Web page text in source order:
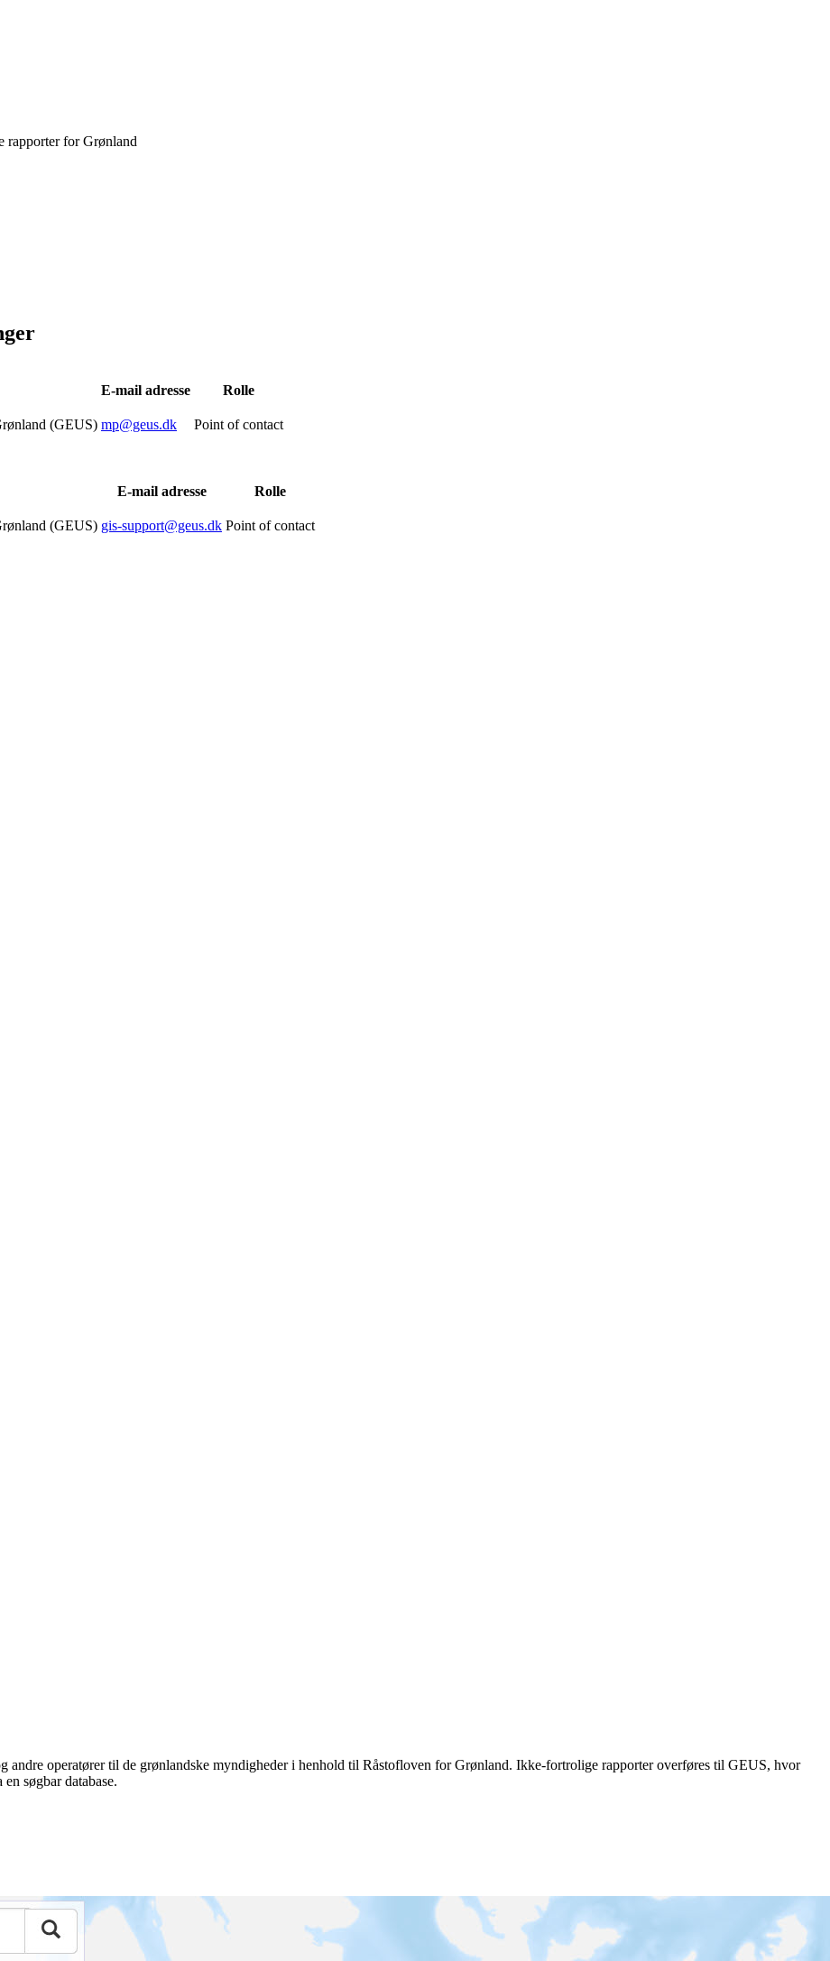
rapporter for Grønland
E-mail adresse Rolle
(GEUS) mp@geus.dk Point of contact
E-mail adresse Rolle
(GEUS) gis-support@geus.dk Point of contact
andre operatører til de grønlandske myndigheder i henhold til Råstofloven for Grønland. Ikke-fortrolige rapporter overføres til GEUS, hvor
søgbar database.